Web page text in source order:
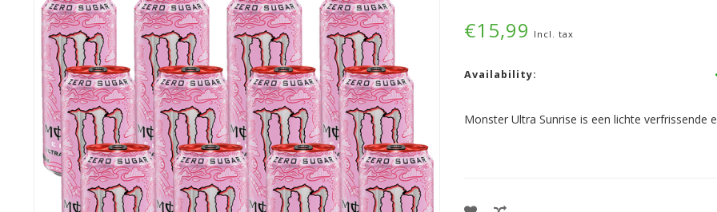
€15,99 Incl. tax
Availability:
Monster Ultra Sunrise is een lichte verfrissende